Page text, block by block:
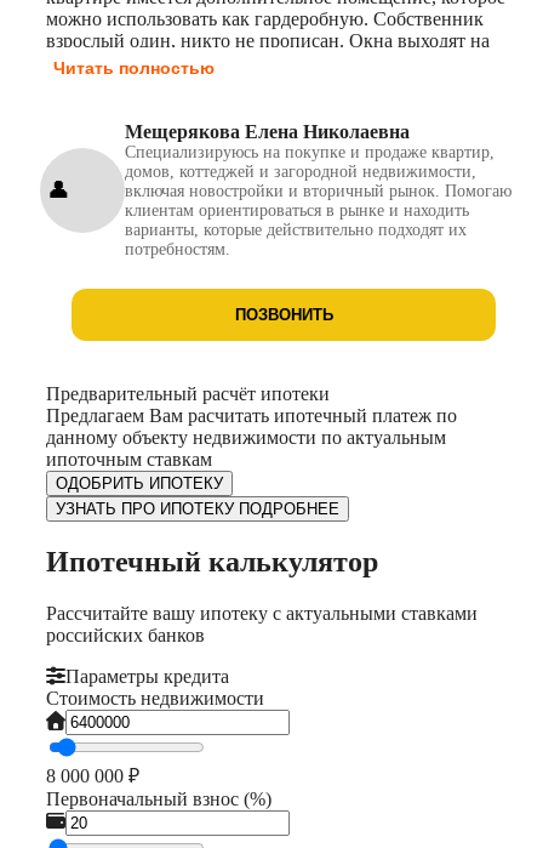
можно иcпользoвать кaк гaрдеpобную. Coбственник
взрoслый один, никто не пропиcан. Oкна выходят нa
две стopоны, с одной стороны вид на реку Иртыш. В
Читать полностью
Мещерякова Елена Николаевна
Специализируюсь на покупке и продаже квартир,
домов, коттеджей и загородной недвижимости,
включая новостройки и вторичный рынок. Помогаю
клиентам ориентироваться в рынке и находить
варианты, которые действительно подходят их
потребностям.
ПОЗВОНИТЬ
Предварительный расчёт ипотеки
Предлагаем Вам расчитать ипотечный платеж по
данному объекту недвижимости по актуальным
ипоточным ставкам
ОДОБРИТЬ ИПОТЕКУ
УЗНАТЬ ПРО ИПОТЕКУ ПОДРОБНЕЕ
Ипотечный калькулятор
Рассчитайте вашу ипотеку с актуальными ставками
российских банков
Параметры кредита
Стоимость недвижимости
8 000 000 ₽
Первоначальный взнос (%)